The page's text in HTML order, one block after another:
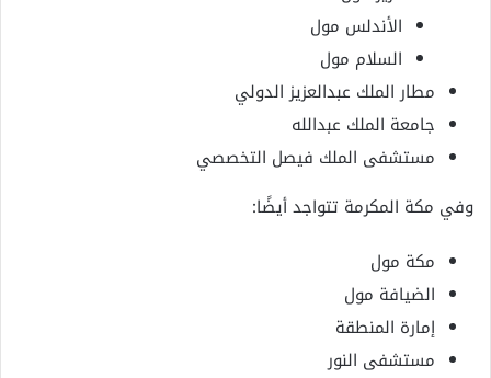
الأندلس مول
السلام مول
مطار الملك عبدالعزيز الدولي
جامعة الملك عبدالله
مستشفى الملك فيصل التخصصي
وفي مكة المكرمة تتواجد أيضًا:
مكة مول
الضيافة مول
إمارة المنطقة
مستشفى النور